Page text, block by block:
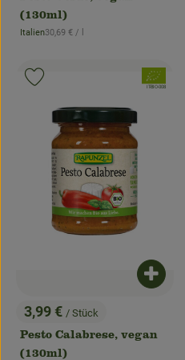
(130ml)
, Herkunft:
Italien, Referenzpreis:
30,69 € / l
, Preis:
3,99 € / Stück
Pesto Calabrese, vegan
(130ml)
, Verband:
, Kontrollstelle:
IT-BIO-008
Produkt zu Favouriten hinzufügen